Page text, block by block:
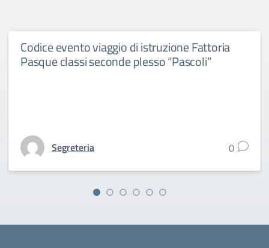
Codice evento viaggio di istruzione Fattoria
Pasque classi seconde plesso “Pascoli”
Segreteria 0